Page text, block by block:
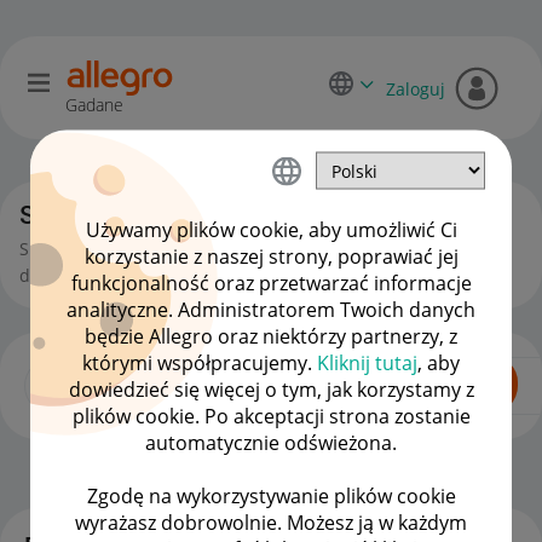
Używamy plików cookie, aby umożliwić Ci
korzystanie z naszej strony, poprawiać jej
funkcjonalność oraz przetwarzać informacje
analityczne. Administratorem Twoich danych
będzie Allegro oraz niektórzy partnerzy, z
którymi współpracujemy. Kliknij tutaj, aby
dowiedzieć się więcej o tym, jak korzystamy z
plików cookie. Po akceptacji strona zostanie
automatycznie odświeżona.
Zgodę na wykorzystywanie plików cookie
wyrażasz dobrowolnie. Możesz ją w każdym
Gadane
Zaloguj
Sprzedający o Allegro Lokalnie
Sprzedajesz na Allegro Lokalnie? Tu wymienisz się
doświadczeniami i zadasz pytania.